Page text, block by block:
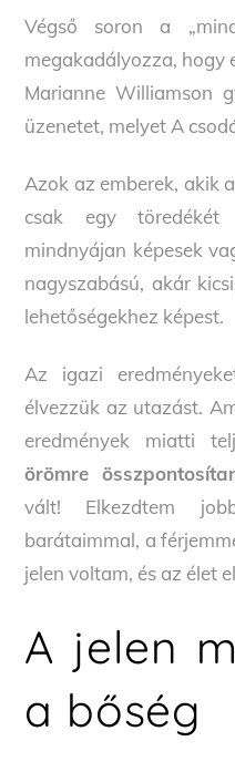
Végső soron a
megakadályozza, hogy
Marianne Williamson
üzenetet, melyet A
Azok az emberek, akik
csak egy
mindnyájan képesek
nagyszabású, akár
lehetőségekhez képest.
Az igazi
élvezzük az utazást.
eredmények miatti
örömre
vált! Elkezdtem
barátaimmal, a
jelen voltam, és az élet
A jelen
a bőség